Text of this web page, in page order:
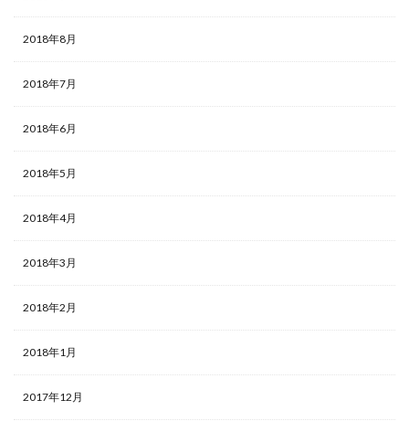
2018年8月
2018年7月
2018年6月
2018年5月
2018年4月
2018年3月
2018年2月
2018年1月
2017年12月